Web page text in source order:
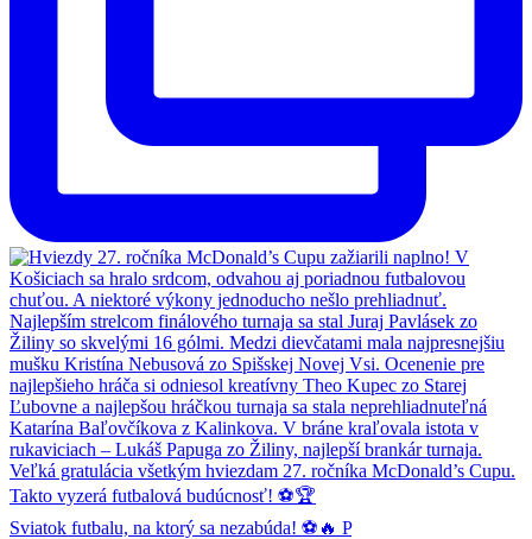
Sviatok futbalu, na ktorý sa nezabúda! ⚽🔥 P